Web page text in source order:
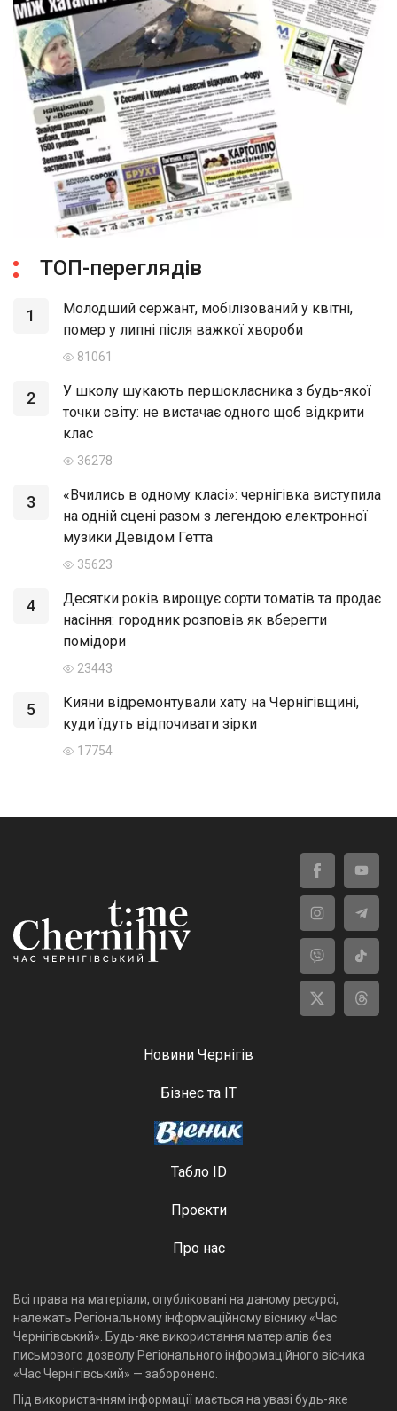
ТОП-переглядів
1
Молодший сержант, мобілізований у квітні,
помер у липні після важкої хвороби
81061
2
У школу шукають першокласника з будь-якої
точки світу: не вистачає одного щоб відкрити
клас
36278
3
«Вчились в одному класі»: чернігівка виступила
на одній сцені разом з легендою електронної
музики Девідом Гетта
35623
4
Десятки років вирощує сорти томатів та продає
насіння: городник розповів як вберегти
помідори
23443
5
Кияни відремонтували хату на Чернігівщині,
куди їдуть відпочивати зірки
17754
Новини Чернігів
Бізнес та ІТ
Табло ID
Проєкти
Про нас
Всі права на матеріали, опубліковані на даному ресурсі,
належать Регіональному інформаційному віснику «Час
Чернігівський». Будь-яке використання матеріалів без
письмового дозволу Регіонального інформаційного вісника
«Час Чернігівський» — заборонено.
Під використанням інформації мається на увазі будь-яке